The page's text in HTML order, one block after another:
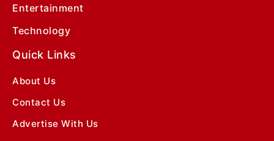
Entertainment
Technology
Quick Links
About Us
Contact Us
Advertise With Us